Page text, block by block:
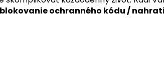
ochranného kódu /